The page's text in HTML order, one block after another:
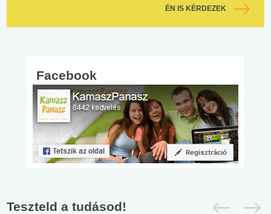
ÉN IS KÉRDEZEK
Facebook
Teszteld a tudásod!